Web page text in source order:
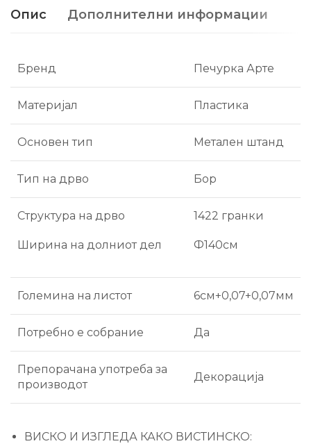
Опис Дополнителни информации
Бренд Печурка Арте
Материјал Пластика
Основен тип Метален штанд
Тип на дрво Бор
Структура на дрво
Ширина на долниот дел
1422 гранки
Ф140см
Големина на листот 6см+0,07+0,07мм
Потребно е собрание Да
Препорачана употреба за
производот
Декорација
ВИСКО И ИЗГЛЕДА КАКО ВИСТИНСКО: